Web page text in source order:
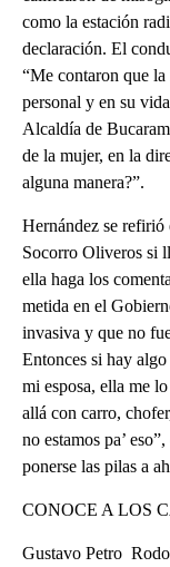
como la estación
declaración. El
“Me contaron que
personal y en su
Alcaldía de
de la mujer, en la
alguna manera?”.
Hernández se refirió
Socorro Oliveros si
ella haga los
metida en el
invasiva y que no
Entonces si hay
mi esposa, ella me
allá con carro,
no estamos pa’
ponerse las pilas a
CONOCE A LOS
Gustavo Petro